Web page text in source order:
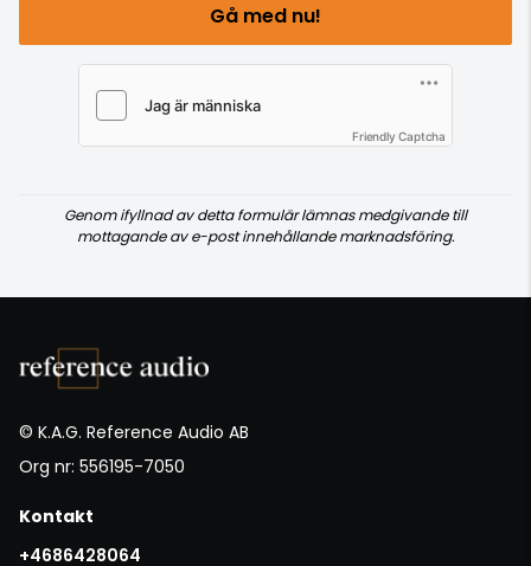
Gå med nu!
Friendly Captcha
Genom ifyllnad av detta formulär lämnas medgivande till
mottagande av e-post innehållande marknadsföring.
© K.A.G. Reference Audio AB
Org nr: 556195-7050
Kontakt
+4686428064